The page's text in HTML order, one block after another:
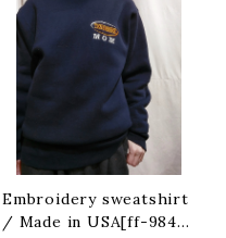
Embroidery sweatshirt
/ Made in USA[ff-984]